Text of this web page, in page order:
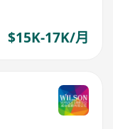
$15K-17K/月